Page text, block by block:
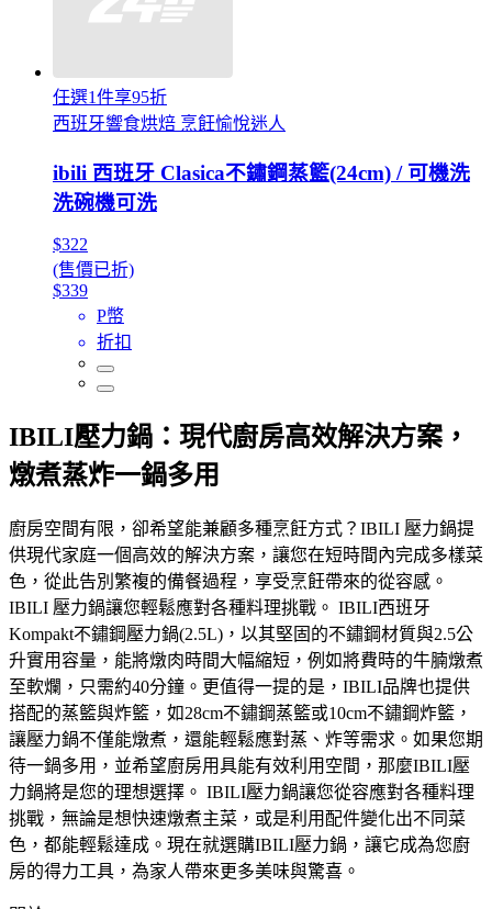
任選1件享95折
西班牙響食烘焙 烹飪愉悅迷人
ibili 西班牙 Clasica不鏽鋼蒸籃(24cm) / 可機洗
洗碗機可洗
$322
(售價已折)
$339
P幣
折扣
IBILI壓力鍋：現代廚房高效解決方案，
燉煮蒸炸一鍋多用
廚房空間有限，卻希望能兼顧多種烹飪方式？IBILI 壓力鍋提
供現代家庭一個高效的解決方案，讓您在短時間內完成多樣菜
色，從此告別繁複的備餐過程，享受烹飪帶來的從容感。
IBILI 壓力鍋讓您輕鬆應對各種料理挑戰。 IBILI西班牙
Kompakt不鏽鋼壓力鍋(2.5L)，以其堅固的不鏽鋼材質與2.5公
升實用容量，能將燉肉時間大幅縮短，例如將費時的牛腩燉煮
至軟爛，只需約40分鐘。更值得一提的是，IBILI品牌也提供
搭配的蒸籃與炸籃，如28cm不鏽鋼蒸籃或10cm不鏽鋼炸籃，
讓壓力鍋不僅能燉煮，還能輕鬆應對蒸、炸等需求。如果您期
待一鍋多用，並希望廚房用具能有效利用空間，那麼IBILI壓
力鍋將是您的理想選擇。 IBILI壓力鍋讓您從容應對各種料理
挑戰，無論是想快速燉煮主菜，或是利用配件變化出不同菜
色，都能輕鬆達成。現在就選購IBILI壓力鍋，讓它成為您廚
房的得力工具，為家人帶來更多美味與驚喜。